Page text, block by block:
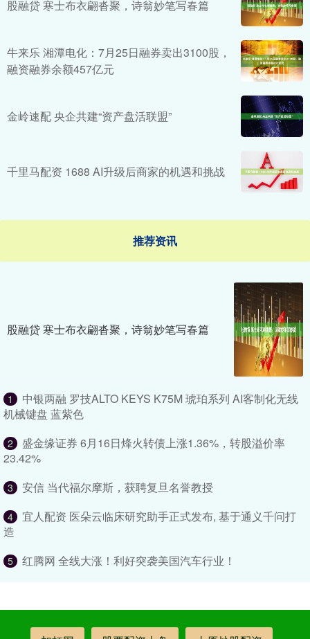
股融贷 寒士布衣翩沓聚，诗翁妙笔写春篇
牛来乐 湘潭电化：7月25日融券卖出3100股，
融资融券余额457亿元
金岭速配 央企共建“资产盘活联盟”
千里马配资 1688 AI升级后商家的机遇和挑战
推荐资讯
股融贷 寒士布衣翩沓聚，诗翁妙笔写春篇
1
中银两融 罗技ALTO KEYS K75M 琥珀系列 AI客制化无线
机械键盘 蓝紫色
2
盛金缘证券 6月16日烽火转债上涨1.36%，转股溢价率
23.42%
3 安信 当代福尔摩斯，获聘复旦名誉教授
4
宜人配资 医朵云临床研究助手正式发布, 基于通义千问打
造
5 红腾网 全线大涨！利好突袭美国汽车行业！